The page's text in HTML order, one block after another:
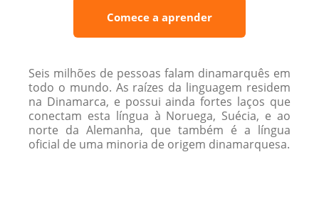
Comece a aprender
Seis milhões de pessoas falam dinamarquês em
todo o mundo. As raízes da linguagem residem
na Dinamarca, e possui ainda fortes laços que
conectam esta língua à Noruega, Suécia, e ao
norte da Alemanha, que também é a língua
oficial de uma minoria de origem dinamarquesa.